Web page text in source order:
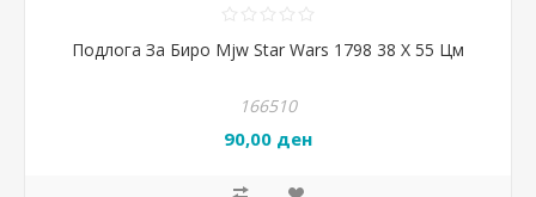
Подлога За Биро Mjw Star Wars 1798 38 X 55 Цм
166510
90,00 ден